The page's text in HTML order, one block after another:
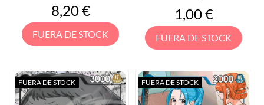
Precio
8,20 €
FUERA DE STOCK
Precio
1,00 €
FUERA DE STOCK
FUERA DE STOCK FUERA DE STOCK